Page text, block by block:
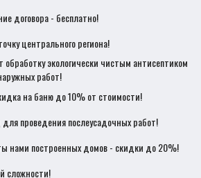
договора - бесплатно!
центрального региона!
экологически чистым антисептиком
работ!
на баню до 10% от стоимости!
проведения послеусадочных работ!
нами построенных домов - скидки до 20%!
сложности!